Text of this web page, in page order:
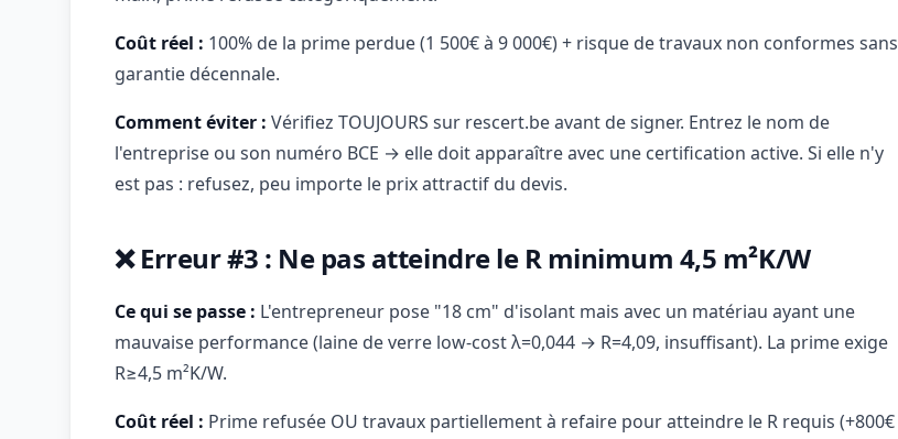
Coût réel : 100% de la prime perdue (1 500€ à 9 000€) + risque de travaux non conformes sans
garantie décennale.
Comment éviter : Vérifiez TOUJOURS sur rescert.be avant de signer. Entrez le nom de
l'entreprise ou son numéro BCE → elle doit apparaître avec une certification active. Si elle n'y
est pas : refusez, peu importe le prix attractif du devis.
❌ Erreur #3 : Ne pas atteindre le R minimum 4,5 m²K/W
Ce qui se passe : L'entrepreneur pose "18 cm" d'isolant mais avec un matériau ayant une
mauvaise performance (laine de verre low-cost λ=0,044 → R=4,09, insuffisant). La prime exige
R≥4,5 m²K/W.
Coût réel : Prime refusée OU travaux partiellement à refaire pour atteindre le R requis (+800€